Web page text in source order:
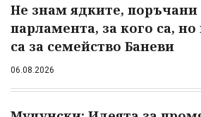
Не знам ядките, поръчани
парламента, за кого са,
са за семейство Баневи
06.08.2026